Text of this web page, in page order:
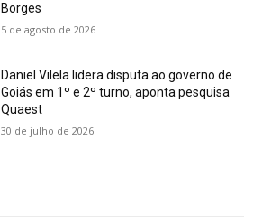
Borges
5 de agosto de 2026
Daniel Vilela lidera disputa ao governo de
Goiás em 1º e 2º turno, aponta pesquisa
Quaest
30 de julho de 2026